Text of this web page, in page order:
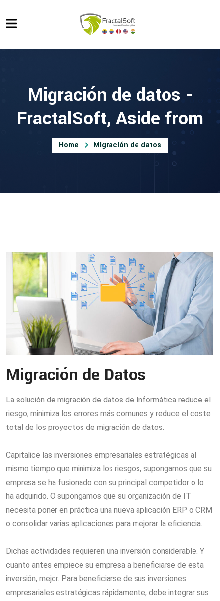
Migración de datos -
FractalSoft, Aside from
Home Migración de datos
Migración de Datos
La solución de migración de datos de Informática reduce el
riesgo, minimiza los errores más comunes y reduce el coste
total de los proyectos de migración de datos.
Capitalice las inversiones empresariales estratégicas al
mismo tiempo que minimiza los riesgos, supongamos que su
empresa se ha fusionado con su principal competidor o lo
ha adquirido. O supongamos que su organización de IT
necesita poner en práctica una nueva aplicación ERP o CRM
o consolidar varias aplicaciones para mejorar la eficiencia.
Dichas actividades requieren una inversión considerable. Y
cuanto antes empiece su empresa a beneficiarse de esta
inversión, mejor. Para beneficiarse de sus inversiones
empresariales estratégicas rápidamente, debe integrar sus